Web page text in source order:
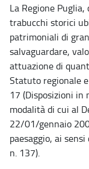
La Regione Puglia,
trabucchi storici
patrimoniali di
salvaguardare,
attuazione di
Statuto regionale
17 (Disposizioni in
modalità di cui al
22/01/gennaio
paesaggio, ai
n. 137).